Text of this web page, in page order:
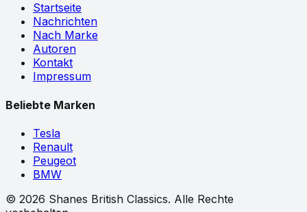
Startseite
Nachrichten
Nach Marke
Autoren
Kontakt
Impressum
Beliebte Marken
Tesla
Renault
Peugeot
BMW
© 2026 Shanes British Classics. Alle Rechte